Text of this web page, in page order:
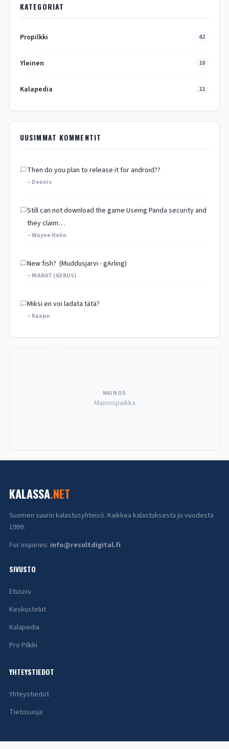
KATEGORIAT
Propilkki 42
Yleinen 18
Kalapedia 11
UUSIMMAT KOMMENTIT
Then do you plan to release it for android??
– Dennis
Still can not download the game Useing Panda security and
they claim…
– Wayne Hahn
New fish? (Muddusjarvi - gArling)
– MARAT (63 RUS)
Miksi en voi ladata tätä?
– Kaapo
MAINOS
Mainospaikka
KALASSA.NET
Suomen suurin kalastusyhteisö. Kaikkea kalastuksesta jo vuodesta
1999.
For inquiries: info@resultdigital.fi
SIVUSTO
Etusivu
Keskustelut
Kalapedia
Pro Pilkki
YHTEYSTIEDOT
Yhteystiedot
Tietosuoja